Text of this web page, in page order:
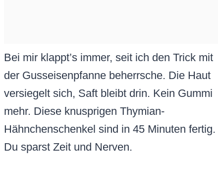
Bei mir klappt’s immer, seit ich den Trick mit
der Gusseisenpfanne beherrsche. Die Haut
versiegelt sich, Saft bleibt drin. Kein Gummi
mehr. Diese knusprigen Thymian-
Hähnchenschenkel sind in 45 Minuten fertig.
Du sparst Zeit und Nerven.